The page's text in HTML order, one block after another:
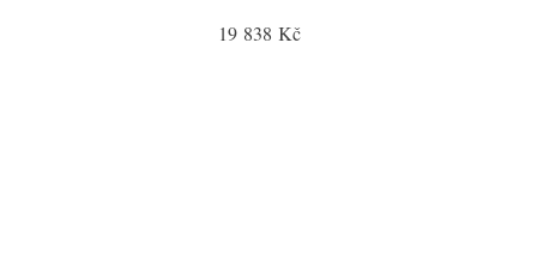
19 838 Kč